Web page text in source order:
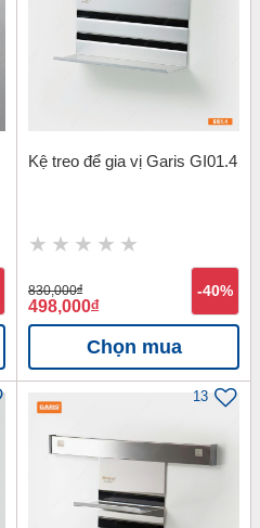
Kệ treo để gia vị Garis GI01.4
830,000đ
498,000đ
-40%
Chọn mua
13